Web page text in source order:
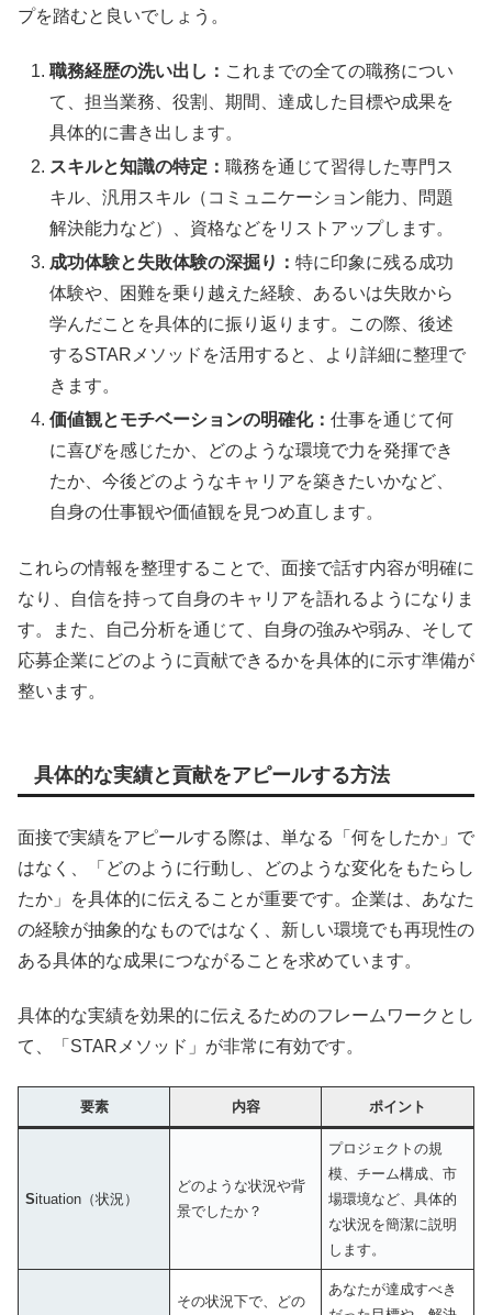
プを踏むと良いでしょう。
職務経歴の洗い出し： これまでの全ての職務につい
て、担当業務、役割、期間、達成した目標や成果を
具体的に書き出します。
スキルと知識の特定：職務を通じて習得した専門ス
キル、汎用スキル（コミュニケーション能力、問題
解決能力など）、資格などをリストアップします。
成功体験と失敗体験の深掘り：特に印象に残る成功
体験や、困難を乗り越えた経験、あるいは失敗から
学んだことを具体的に振り返ります。この際、後述
するSTARメソッドを活用すると、より詳細に整理で
きます。
価値観とモチベーションの明確化：仕事を通じて何
に喜びを感じたか、どのような環境で力を発揮でき
たか、今後どのようなキャリアを築きたいかなど、
自身の仕事観や価値観を見つめ直します。
これらの情報を整理することで、面接で話す内容が明確に
なり、自信を持って自身のキャリアを語れるようになりま
す。また、自己分析を通じて、自身の強みや弱み、そして
応募企業にどのように貢献できるかを具体的に示す準備が
整います。
具体的な実績と貢献をアピールする方法
面接で実績をアピールする際は、単なる「何をしたか」で
はなく、「どのように行動し、どのような変化をもたらし
たか」を具体的に伝えることが重要です。企業は、あなた
の経験が抽象的なものではなく、新しい環境でも再現性の
ある具体的な成果につながることを求めています。
具体的な実績を効果的に伝えるためのフレームワークとし
て、「STARメソッド」が非常に有効です。
要素 内容 ポイント
Situation（状況）
どのような状況や背
景でしたか？
プロジェクトの規
模、チーム構成、市
場環境など、具体的
な状況を簡潔に説明
します。
その状況下で、どの
あなたが達成すべき